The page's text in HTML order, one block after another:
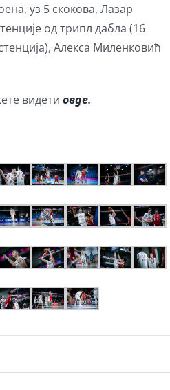
уз 5 скокова, Лазар
од трипл дабла (16
Алекса Миленковић
видети овде.